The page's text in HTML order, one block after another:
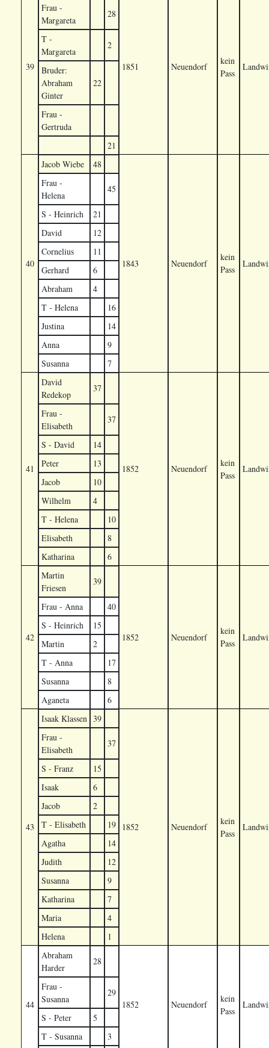
39 1851 Neuendorf
kein
Pass
Frau -
Margareta
28
T -
Margareta
2
Bruder:
Abraham
Ginter
22
Frau -
Gertruda
21
40
Jacob Wiebe 48
1843 Neuendorf
kein
Pass
Frau -
Helena
45
S - Heinrich
21
David
12
Cornelius
11
Gerhard
6
Abraham
4
T - Helena
16
Justina
14
Anna
9
Susanna
7
41
David
Redekop
37
1852 Neuendorf
kein
Pass
Frau -
Elisabeth
37
S - David
14
Peter
13
Jacob
10
Wilhelm
4
T - Helena
10
Elisabeth
8
Katharina
6
42
Martin
Friesen
39
1852 Neuendorf
kein
Pass
Frau - Anna
40
S - Heinrich
15
Martin
2
T - Anna
17
Susanna
8
Aganeta
6
43
Isaak Klassen 39
1852 Neuendorf
kein
Pass
Frau -
Elisabeth
37
S - Franz
15
Isaak
6
Jacob
2
T - Elisabeth
19
Agatha
14
Judith
12
Susanna
9
Katharina
7
Maria
4
Helena
1
44
Abraham
Harder
28
1852 Neuendorf
kein
Pass
Frau -
Susanna
29
S - Peter
5
T - Susanna
3